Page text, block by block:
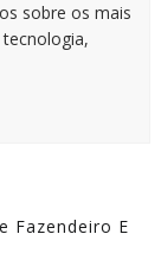
sobre os mais
Fazendeiro E